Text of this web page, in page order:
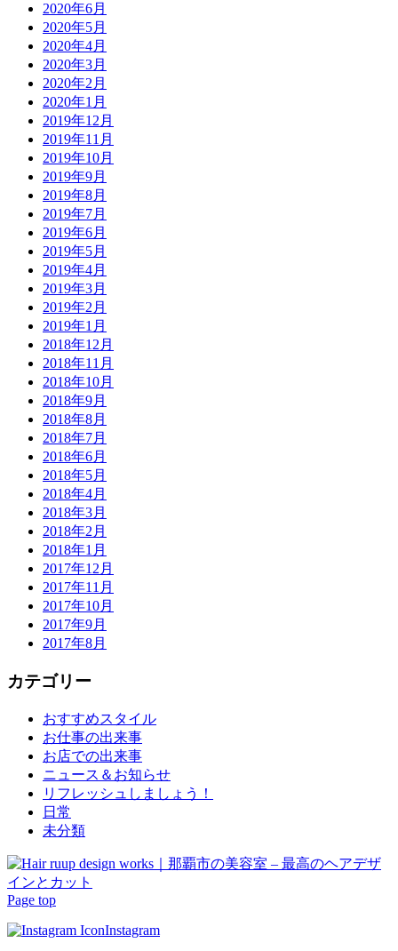
2020年6月
2020年5月
2020年4月
2020年3月
2020年2月
2020年1月
2019年12月
2019年11月
2019年10月
2019年9月
2019年8月
2019年7月
2019年6月
2019年5月
2019年4月
2019年3月
2019年2月
2019年1月
2018年12月
2018年11月
2018年10月
2018年9月
2018年8月
2018年7月
2018年6月
2018年5月
2018年4月
2018年3月
2018年2月
2018年1月
2017年12月
2017年11月
2017年10月
2017年9月
2017年8月
カテゴリー
おすすめスタイル
お仕事の出来事
お店での出来事
ニュース＆お知らせ
リフレッシュしましょう！
日常
未分類
Page top
Instagram